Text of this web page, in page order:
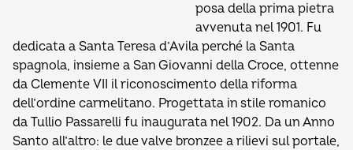
posa della prima pietra
avvenuta nel 1901. Fu
dedicata a Santa Teresa d’Avila perché la Santa
spagnola, insieme a San Giovanni della Croce, ottenne
da Clemente VII il riconoscimento della riforma
dell’ordine carmelitano. Progettata in stile romanico
da Tullio Passarelli fu inaugurata nel 1902. Da un Anno
Santo all’altro: le due valve bronzee a rilievi sul portale,